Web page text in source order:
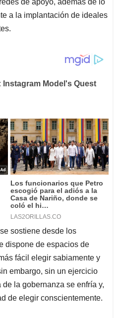
de apoyo, además de lo
a la implantación de ideales
sostiene desde los
dispone de espacios de
fácil elegir sabiamente y
embargo, sin un ejercicio
la gobernanza se enfría y,
de elegir conscientemente.